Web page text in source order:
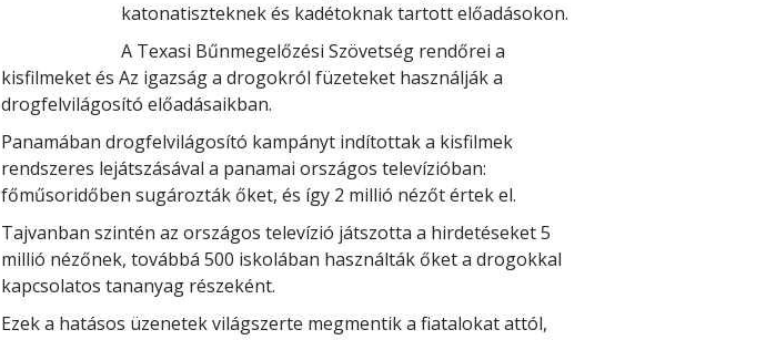
katonatiszteknek és kadétoknak tartott előadásokon.
A Texasi Bűnmegelőzési Szövetség rendőrei a
kisfilmeket és Az igazság a drogokról füzeteket használják a
drogfelvilágosító előadásaikban.
Panamában drogfelvilágosító kampányt indítottak a kisfilmek
rendszeres lejátszásával a panamai országos televízióban:
főműsoridőben sugározták őket, és így 2 millió nézőt értek el.
Tajvanban szintén az országos televízió játszotta a hirdetéseket 5
millió nézőnek, továbbá 500 iskolában használták őket a drogokkal
kapcsolatos tananyag részeként.
Ezek a hatásos üzenetek világszerte megmentik a fiatalokat attól,